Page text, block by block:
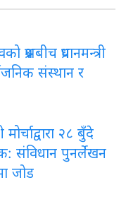
प्रधानमन्त्री
संस्थान र
२८ बुँदे
संविधान पुनर्लेखन
जोड